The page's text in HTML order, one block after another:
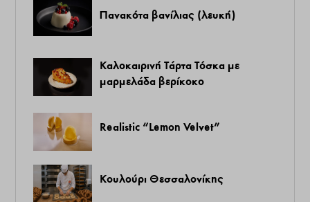
Πανακότα βανίλιας (λευκή)
Καλοκαιρινή Τάρτα Τόσκα με
μαρμελάδα βερίκοκο
Realistic “Lemon Velvet”
Κουλούρι Θεσσαλονίκης